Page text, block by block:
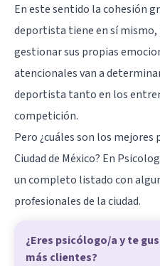
En este sentido la cohesión
deportista tiene en sí mismo,
gestionar sus propias
atencionales van a
deportista tanto en los
competición.
Pero ¿cuáles son los
Ciudad de México? En
un completo listado con
profesionales de la ciudad.
¿Eres psicólogo/a y te
más clientes?